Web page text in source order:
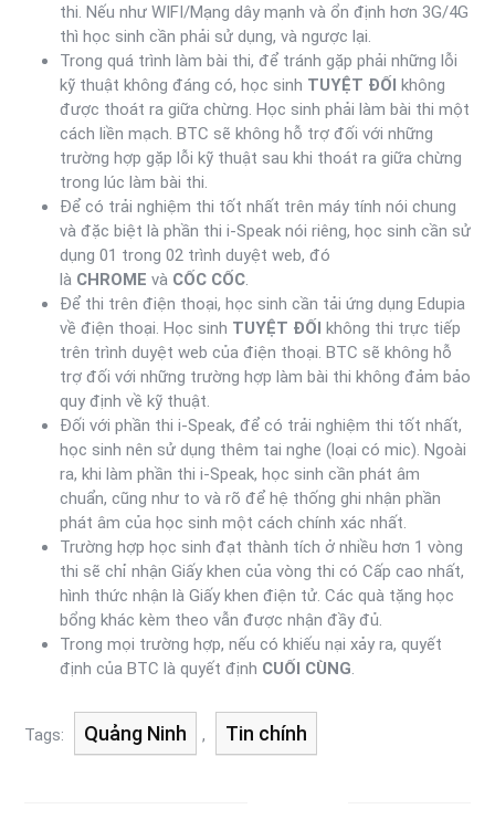
thi. Nếu như WIFI/Mạng dây mạnh và ổn định hơn 3G/4G
thì học sinh cần phải sử dụng, và ngược lại.
Trong quá trình làm bài thi, để tránh gặp phải những lỗi
kỹ thuật không đáng có, học sinh TUYỆT ĐỐI không
được thoát ra giữa chừng. Học sinh phải làm bài thi một
cách liền mạch. BTC sẽ không hỗ trợ đối với những
trường hợp gặp lỗi kỹ thuật sau khi thoát ra giữa chừng
trong lúc làm bài thi.
Để có trải nghiệm thi tốt nhất trên máy tính nói chung
và đặc biệt là phần thi i-Speak nói riêng, học sinh cần sử
dụng 01 trong 02 trình duyệt web, đó
là CHROME và CỐC CỐC
Để thi trên điện thoại, học sinh cần tải ứng dụng Edupia
về điện thoại. Học sinh TUYỆT ĐỐI không thi trực tiếp
trên trình duyệt web của điện thoại. BTC sẽ không hỗ
trợ đối với những trường hợp làm bài thi không đảm bảo
quy định về kỹ thuật.
Đối với phần thi i-Speak, để có trải nghiệm thi tốt nhất,
học sinh nên sử dụng thêm tai nghe (loại có mic). Ngoài
ra, khi làm phần thi i-Speak, học sinh cần phát âm
chuẩn, cũng như to và rõ để hệ thống ghi nhận phần
phát âm của học sinh một cách chính xác nhất.
Trường hợp học sinh đạt thành tích ở nhiều hơn 1 vòng
thi sẽ chỉ nhận Giấy khen của vòng thi có Cấp cao nhất,
hình thức nhận là Giấy khen điện tử. Các quà tặng học
bổng khác kèm theo vẫn được nhận đầy đủ.
Trong mọi trường hợp, nếu có khiếu nại xảy ra, quyết
định của BTC là quyết định CUỐI CÙNG
Tags: Quảng Ninh , Tin chính